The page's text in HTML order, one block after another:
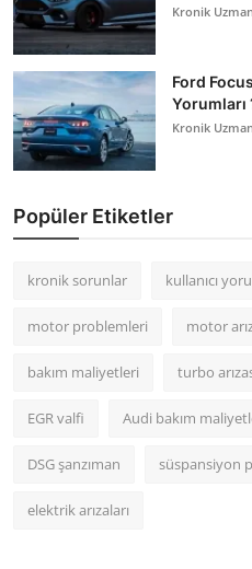
Kronik
Ford
Yorumları
Kronik
Popüler Etiketler
kronik sorunlar kullanıcı
motor problemleri motor
bakım maliyetleri turbo
EGR valfi Audi bakım
DSG şanzıman süspansiyon
elektrik arızaları